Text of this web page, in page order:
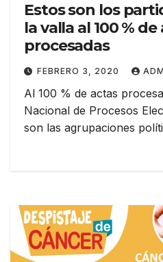
Estos son los
la valla al 100 %
procesadas
FEBRERO 3, 2020
Al 100 % de actas
Nacional de Procesos
son las agrupaciones